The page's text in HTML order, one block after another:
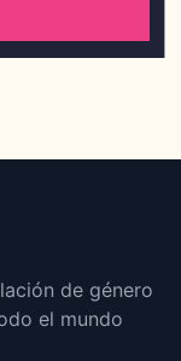
de género
el mundo